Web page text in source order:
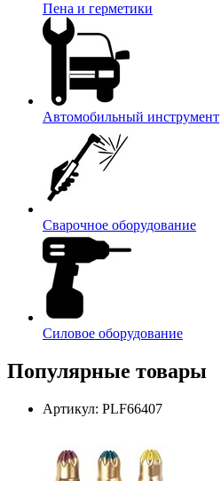
Пена и герметики
Автомобильный инструмент
Сварочное оборудование
Силовое оборудование
Популярные товары
Артикул: PLF66407